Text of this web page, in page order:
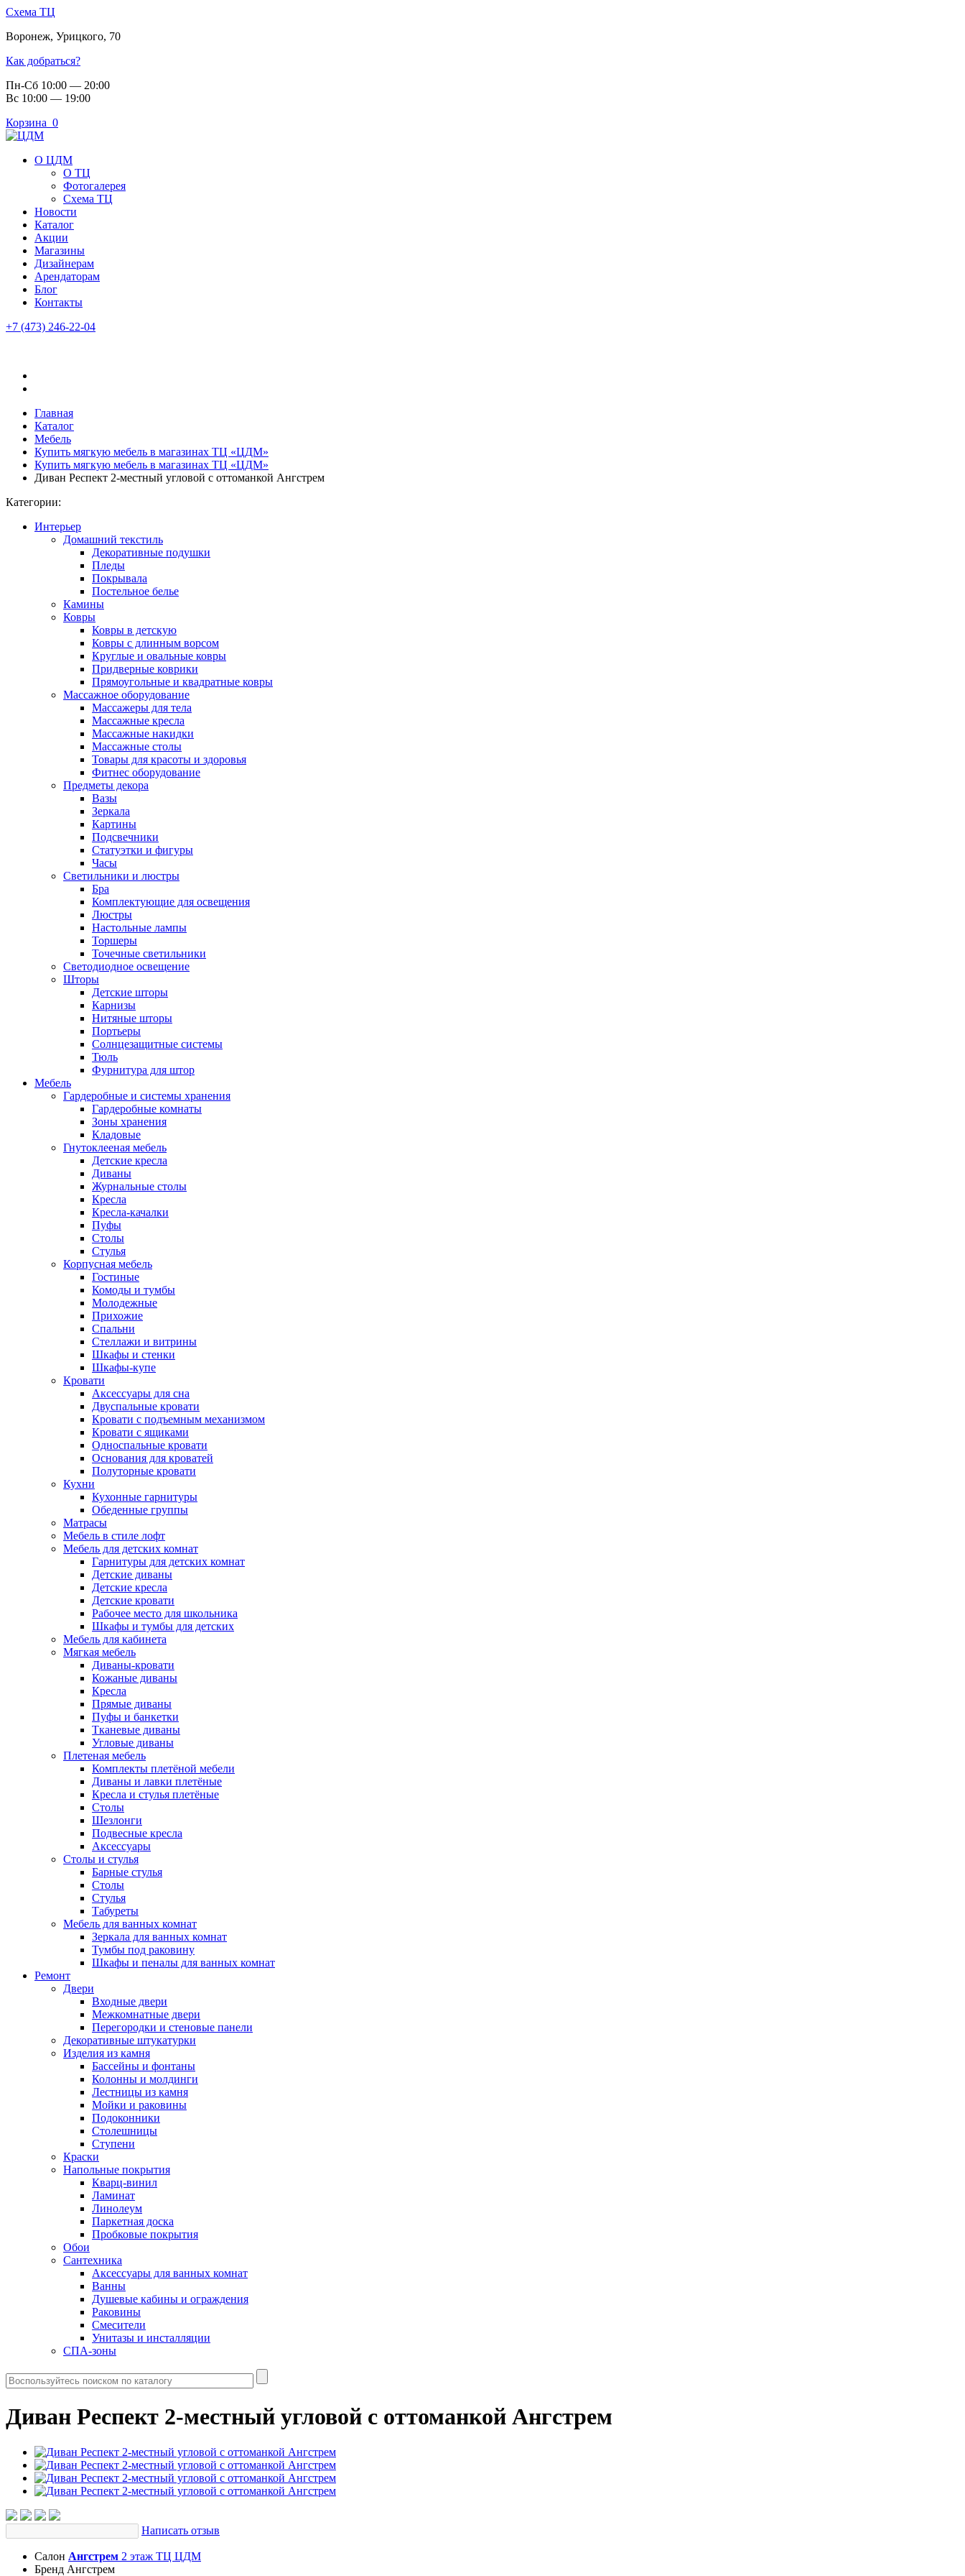
Схема ТЦ
Воронеж, Урицкого, 70
Как добраться?
Пн-Сб 10:00 — 20:00
Вс 10:00 — 19:00
Корзина 0
О ЦДМ
О ТЦ
Фотогалерея
Схема ТЦ
Новости
Каталог
Акции
Магазины
Дизайнерам
Арендаторам
Блог
Контакты
+7 (473) 246-22-04
Главная
Каталог
Мебель
Купить мягкую мебель в магазинах ТЦ «ЦДМ»
Купить мягкую мебель в магазинах ТЦ «ЦДМ»
Диван Респект 2-местный угловой с оттоманкой Ангстрем
Категории:
Интерьер
Домашний текстиль
Декоративные подушки
Пледы
Покрывала
Постельное белье
Камины
Ковры
Ковры в детскую
Ковры с длинным ворсом
Круглые и овальные ковры
Придверные коврики
Прямоугольные и квадратные ковры
Массажное оборудование
Массажеры для тела
Массажные кресла
Массажные накидки
Массажные столы
Товары для красоты и здоровья
Фитнес оборудование
Предметы декора
Вазы
Зеркала
Картины
Подсвечники
Статуэтки и фигуры
Часы
Светильники и люстры
Бра
Комплектующие для освещения
Люстры
Настольные лампы
Торшеры
Точечные светильники
Светодиодное освещение
Шторы
Детские шторы
Карнизы
Нитяные шторы
Портьеры
Солнцезащитные системы
Тюль
Фурнитура для штор
Мебель
Гардеробные и системы хранения
Гардеробные комнаты
Зоны хранения
Кладовые
Гнутоклееная мебель
Детские кресла
Диваны
Журнальные столы
Кресла
Кресла-качалки
Пуфы
Столы
Стулья
Корпусная мебель
Гостиные
Комоды и тумбы
Молодежные
Прихожие
Спальни
Стеллажи и витрины
Шкафы и стенки
Шкафы-купе
Кровати
Аксессуары для сна
Двуспальные кровати
Кровати с подъемным механизмом
Кровати с ящиками
Односпальные кровати
Основания для кроватей
Полуторные кровати
Кухни
Кухонные гарнитуры
Обеденные группы
Матрасы
Мебель в стиле лофт
Мебель для детских комнат
Гарнитуры для детских комнат
Детские диваны
Детские кресла
Детские кровати
Рабочее место для школьника
Шкафы и тумбы для детских
Мебель для кабинета
Мягкая мебель
Диваны-кровати
Кожаные диваны
Кресла
Прямые диваны
Пуфы и банкетки
Тканевые диваны
Угловые диваны
Плетеная мебель
Комплекты плетёной мебели
Диваны и лавки плетёные
Кресла и стулья плетёные
Столы
Шезлонги
Подвесные кресла
Аксессуары
Столы и стулья
Барные стулья
Столы
Стулья
Табуреты
Мебель для ванных комнат
Зеркала для ванных комнат
Тумбы под раковину
Шкафы и пеналы для ванных комнат
Ремонт
Двери
Входные двери
Межкомнатные двери
Перегородки и стеновые панели
Декоративные штукатурки
Изделия из камня
Бассейны и фонтаны
Колонны и молдинги
Лестницы из камня
Мойки и раковины
Подоконники
Столешницы
Ступени
Краски
Напольные покрытия
Кварц-винил
Ламинат
Линолеум
Паркетная доска
Пробковые покрытия
Обои
Сантехника
Аксессуары для ванных комнат
Ванны
Душевые кабины и ограждения
Раковины
Смесители
Унитазы и инсталляции
СПА-зоны
Диван Респект 2-местный угловой с оттоманкой Ангстрем
Написать отзыв
Салон Ангстрем 2 этаж ТЦ ЦДМ
Бренд Ангстрем